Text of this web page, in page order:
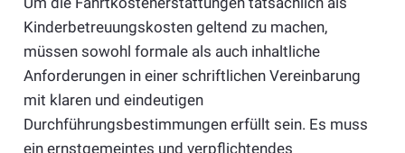
Kinderbetreuungskosten geltend zu machen,
müssen sowohl formale als auch inhaltliche
Anforderungen in einer schriftlichen Vereinbarung
mit klaren und eindeutigen
Durchführungsbestimmungen erfüllt sein. Es muss
ein ernstgemeintes und verpflichtendes